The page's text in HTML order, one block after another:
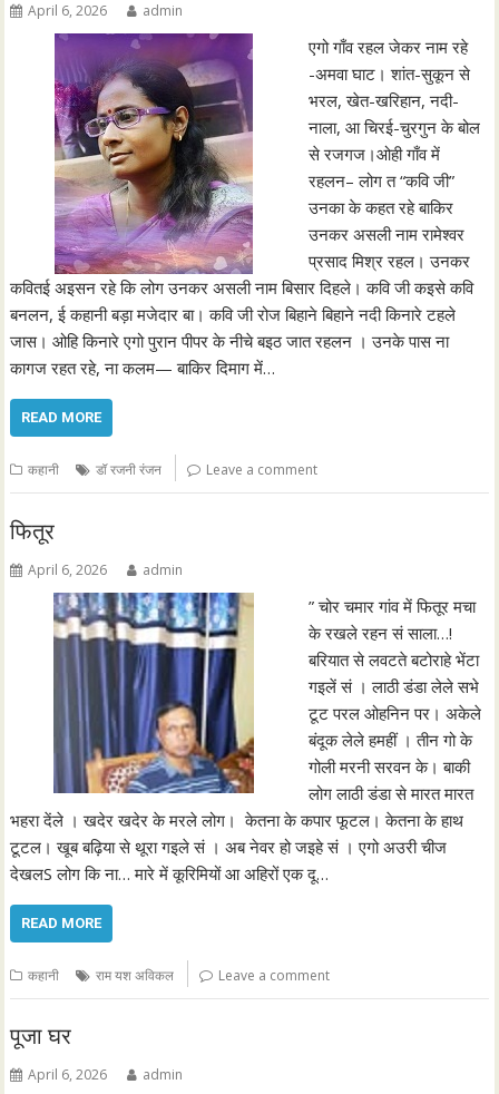
April 6, 2026 admin
एगो गाँव रहल जेकर नाम रहे
-अमवा घाट। शांत-सुकून से
भरल, खेत-खरिहान, नदी-
नाला, आ चिरई-चुरगुन के बोल
से रजगज।ओही गाँव में
रहलन– लोग त “कवि जी”
उनका के कहत रहे बाकिर
उनकर असली नाम रामेश्वर
प्रसाद मिश्र रहल। उनकर
कवितई अइसन रहे कि लोग उनकर असली नाम बिसार दिहले। कवि जी कइसे कवि
बनलन, ई कहानी बड़ा मजेदार बा। कवि जी रोज बिहाने बिहाने नदी किनारे टहले
जास। ओहि किनारे एगो पुरान पीपर के नीचे बइठ जात रहलन । उनके पास ना
कागज रहत रहे, ना कलम— बाकिर दिमाग में…
READ MORE
कहानी डॉ रजनी रंजन Leave a comment
फितूर
April 6, 2026 admin
” चोर चमार गांव में फितूर मचा
के रखले रहन सं साला…!
बरियात से लवटते बटोराहे भेंटा
गइलें सं । लाठी डंडा लेले सभे
टूट परल ओहनिन पर। अकेले
बंदूक लेले हमहीं । तीन गो के
गोली मरनी सरवन के। बाकी
लोग लाठी डंडा से मारत मारत
भहरा देंले । खदेर खदेर के मरले लोग। केतना के कपार फूटल। केतना के हाथ
टूटल। खूब बढ़िया से थूरा गइले सं । अब नेवर हो जइहे सं । एगो अउरी चीज
देखलS लोग कि ना… मारे में कूरिमियों आ अहिरों एक दू…
READ MORE
कहानी राम यश अविकल Leave a comment
पूजा घर
April 6, 2026 admin